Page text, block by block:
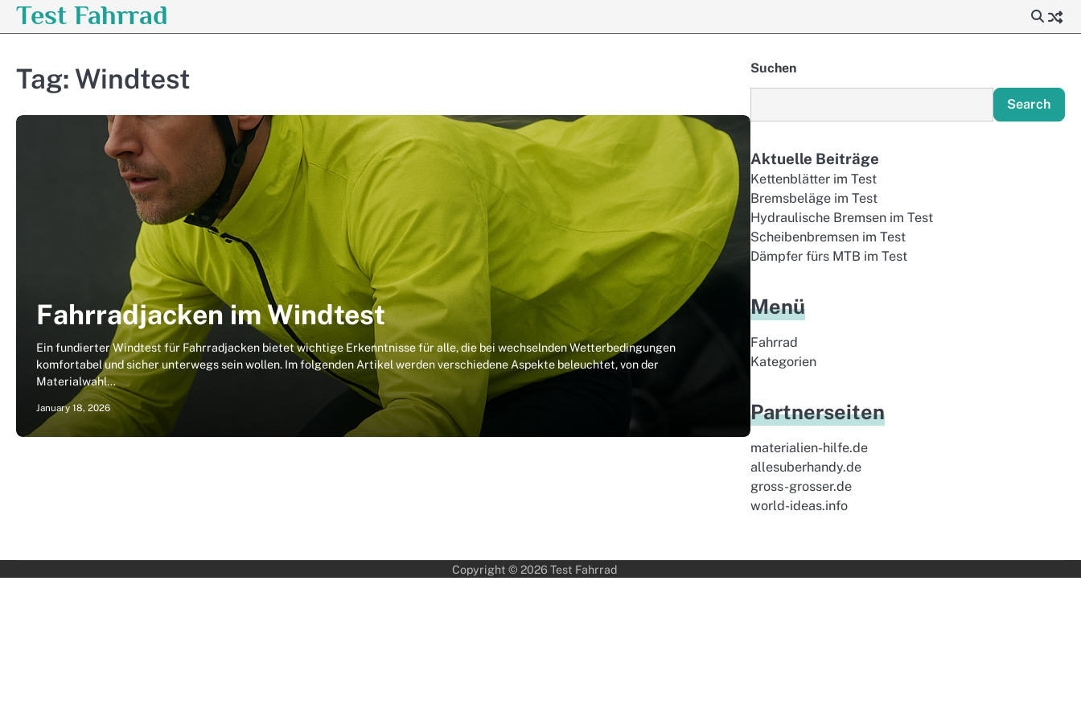
SkipTest Fahrrad
Tag: Windtest
Fahrradjacken im Windtest
Ein fundierter Windtest für Fahrradjacken bietet wichtige Erkenntnisse für alle, die bei wechselnden Wetterbedingungen
komfortabel und sicher unterwegs sein wollen. Im folgenden Artikel werden verschiedene Aspekte beleuchtet, von der
Materialwahl…
January 18, 2026
Suchen
Search
Aktuelle Beiträge
Kettenblätter im Test
Bremsbeläge im Test
Hydraulische Bremsen im Test
Scheibenbremsen im Test
Dämpfer fürs MTB im Test
Menü
Fahrrad
Kategorien
Partnerseiten
materialien-hilfe.de
allesuberhandy.de
gross-grosser.de
world-ideas.info
Copyright © 2026 Test Fahrrad